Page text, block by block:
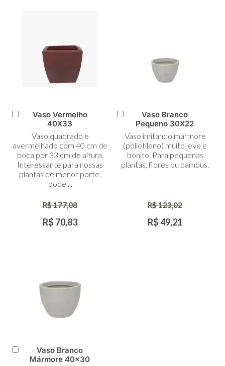
Carrinho
Vaso Vermelho
40X33
Vaso quadrado e
avermelhado com 40 cm de
boca por 33 cm de altura.
Interessante para nossas
plantas de menor porte,
pode ...
R$ 177,08
R$ 70,83
Adicionar
Carrinho
Vaso Branco
Pequeno 30X22
Vaso imitando mármore
(polietileno) muito leve e
bonito. Para pequenas
plantas, flores ou bambus.
R$ 123,02
R$ 49,21
Adicionar
Vaso Branco
Mármore 40x30